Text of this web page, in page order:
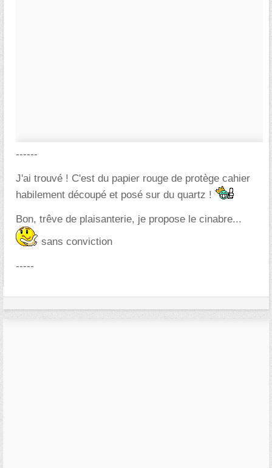
------
J'ai trouvé ! C'est du papier rouge de protège cahier
habilement découpé et posé sur du quartz !
Bon, trêve de plaisanterie, je propose le cinabre...
sans conviction
-----